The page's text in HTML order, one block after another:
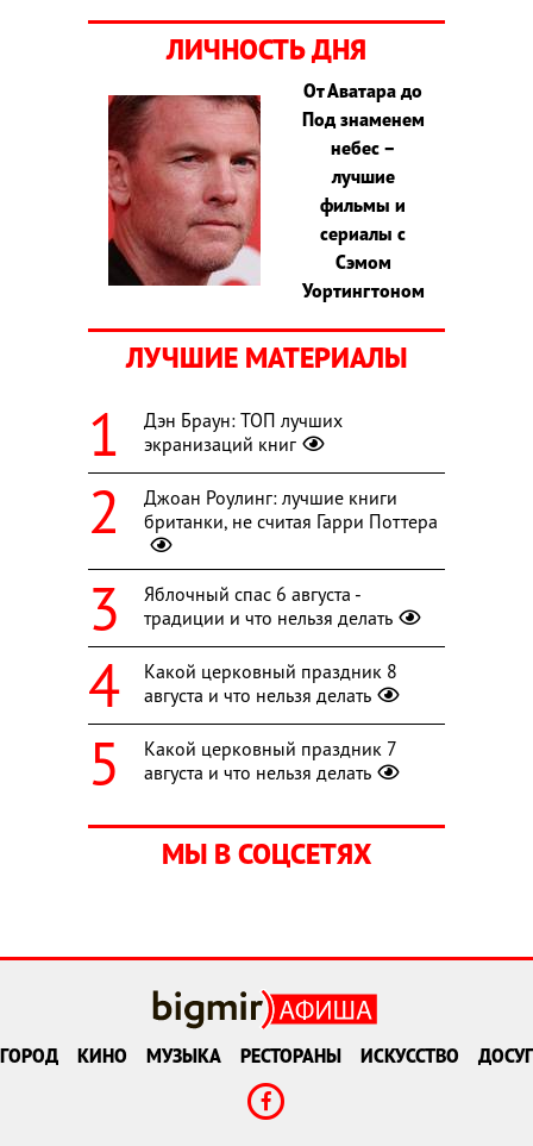
ЛИЧНОСТЬ ДНЯ
От Аватара до
Под знаменем
небес –
лучшие
фильмы и
сериалы с
Сэмом
Уортингтоном
ЛУЧШИЕ МАТЕРИАЛЫ
Дэн Браун: ТОП лучших
экранизаций книг
Джоан Роулинг: лучшие книги
британки, не считая Гарри Поттера
Яблочный спас 6 августа -
традиции и что нельзя делать
Какой церковный праздник 8
августа и что нельзя делать
Какой церковный праздник 7
августа и что нельзя делать
МЫ В СОЦСЕТЯХ
ГОРОД КИНО МУЗЫКА РЕСТОРАНЫ ИСКУССТВО ДОСУГ